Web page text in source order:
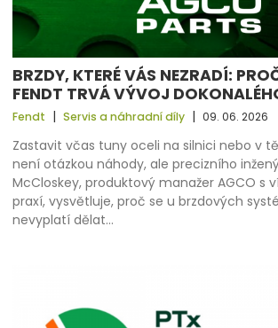
BRZDY, KTERÉ VÁS NEZRADÍ:
FENDT TRVÁ VÝVOJ
Fendt | Servis a náhradní díly | 09. 06. 2026
Zastavit včas tuny oceli na silnici nebo v
není otázkou náhody, ale precizního
McCloskey, produktový manažer AGCO s
praxí, vysvětluje, proč se u brzdových
nevyplatí dělat…